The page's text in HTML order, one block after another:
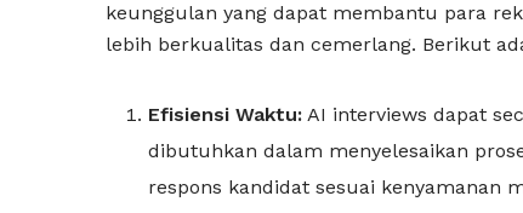
keunggulan yang dapat membantu para
lebih berkualitas dan cemerlang. Berikut
Efisiensi Waktu: AI interviews dapat
dibutuhkan dalam menyelesaikan
respons kandidat sesuai kenyamanan